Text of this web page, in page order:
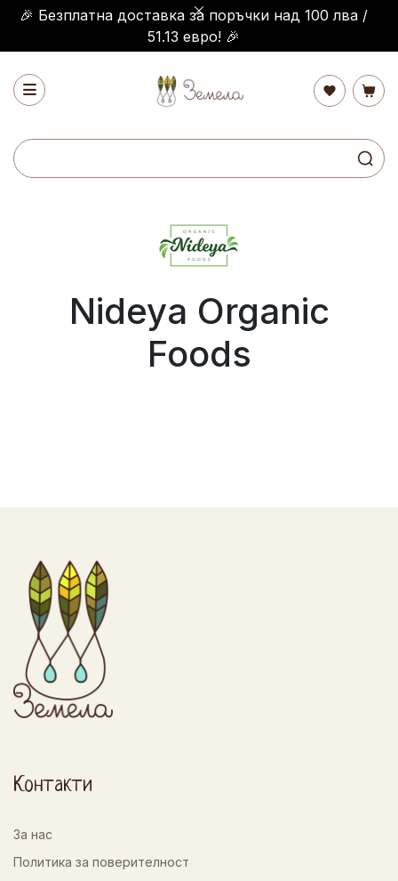
🎉 Безплатна доставка за поръчки над 100 лва /
51.13 евро! 🎉
Nideya Organic
Foods
Контакти
За нас
Политика за поверителност